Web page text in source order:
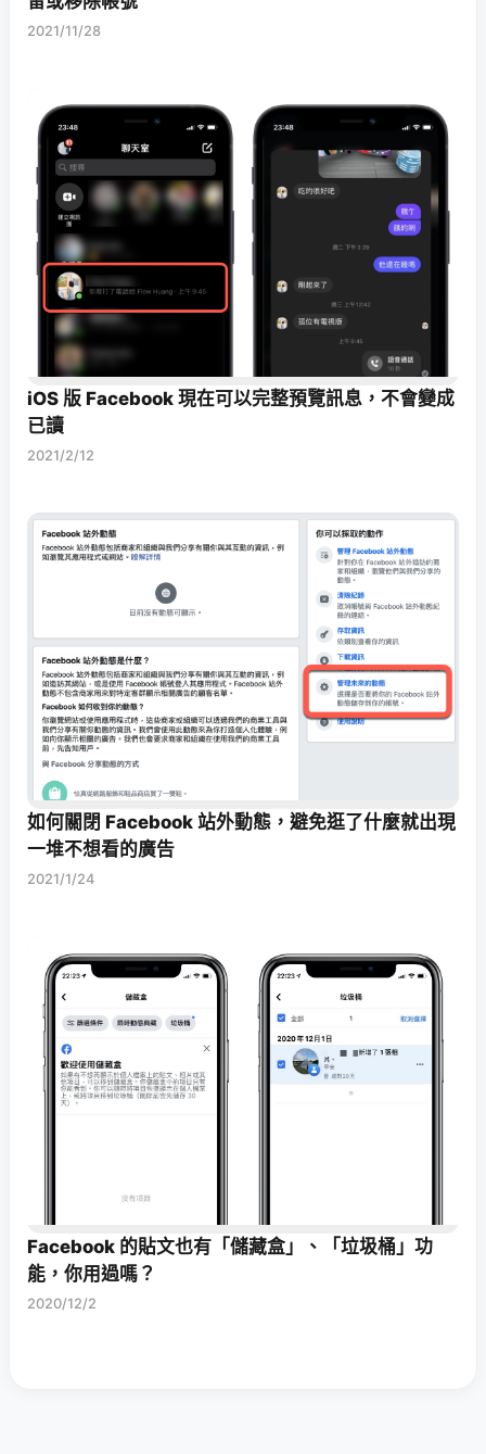
2021/11/28
iOS 版 Facebook 現在可以完整預覽訊息，不會變成
已讀
2021/2/12
如何關閉 Facebook 站外動態，避免逛了什麼就出現
一堆不想看的廣告
2021/1/24
Facebook 的貼文也有「儲藏盒」、「垃圾桶」功
能，你用過嗎？
2020/12/2